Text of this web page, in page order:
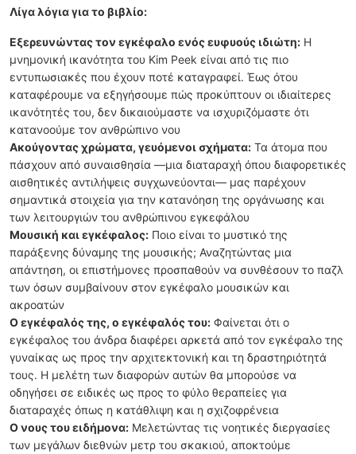
Λίγα λόγια για το βιβλίο:
Εξερευνώντας τον εγκέφαλο ενός ευφυούς ιδιώτη: Η
μνημονική ικανότητα του Kim Peek είναι από τις πιο
εντυπωσιακές που έχουν ποτέ καταγραφεί. Έως ότου
καταφέρουμε να εξηγήσουμε πώς προκύπτουν οι ιδιαίτερες
ικανότητές του, δεν δικαιούμαστε να ισχυριζόμαστε ότι
κατανοούμε τον ανθρώπινο νου
Ακούγοντας χρώματα, γευόμενοι σχήματα: Τα άτομα που
πάσχουν από συναισθησία —μια διαταραχή όπου διαφορετικές
αισθητικές αντιλήψεις συγχωνεύονται— μας παρέχουν
σημαντικά στοιχεία για την κατανόηση της οργάνωσης και
των λειτουργιών του ανθρώπινου εγκεφάλου
Μουσική και εγκέφαλος: Ποιο είναι το μυστικό της
παράξενης δύναμης της μουσικής; Αναζητώντας μια
απάντηση, οι επιστήμονες προσπαθούν να συνθέσουν το παζλ
των όσων συμβαίνουν στον εγκέφαλο μουσικών και
ακροατών
Ο εγκέφαλός της, ο εγκέφαλός του: Φαίνεται ότι ο
εγκέφαλος του άνδρα διαφέρει αρκετά από τον εγκέφαλο της
γυναίκας ως προς την αρχιτεκτονική και τη δραστηριότητά
τους. Η μελέτη των διαφορών αυτών θα μπορούσε να
οδηγήσει σε ειδικές ως προς το φύλο θεραπείες για
διαταραχές όπως η κατάθλιψη και η σχιζοφρένεια
Ο νους του ειδήμονα: Μελετώντας τις νοητικές διεργασίες
των μεγάλων διεθνών μετρ του σκακιού, αποκτούμε